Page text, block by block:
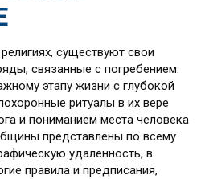
существуют свои
связанные с погребением.
этапу жизни с глубокой
ритуалы в их вере
и пониманием места человека
представлены по всему
удаленность, в
правила и предписания,